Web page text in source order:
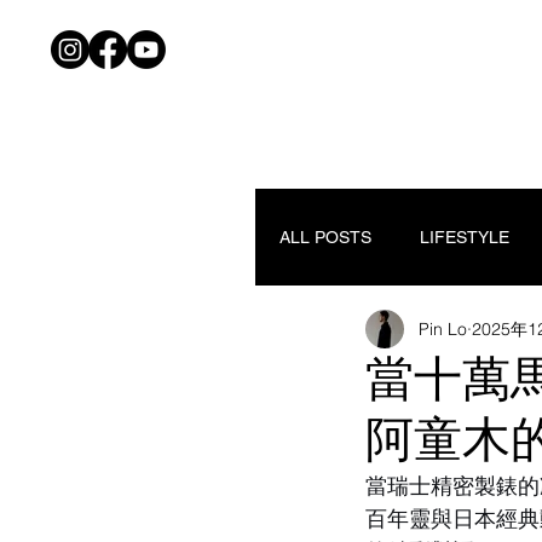
ALL POSTS LIFESTYLE
當十萬
阿童木
Pin Lo 2025年
當瑞士精密製錶
百年靈與日本經